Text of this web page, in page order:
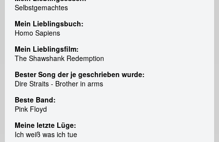
e
a
d
i
c
a
m
Selbstgemachtes
Mein Lieblingsbuch:
Homo Sapiens
Mein Lieblingsfilm:
The Shawshank Redemption
Bester Song der je geschrieben wurde:
Dire Straits - Brother in arms
Beste Band:
Pink Floyd
Meine letzte Lüge:
Ich weiß was ich tue